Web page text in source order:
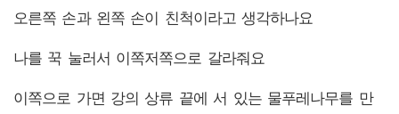
오른쪽 손과 왼쪽 손이 친척이라고 생각하나요
나를 꾹 눌러서 이쪽저쪽으로 갈라줘요
이쪽으로 가면 강의 상류 끝에 서 있는 물푸레나무를 만